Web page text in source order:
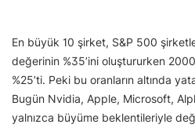
En büyük 10 şirket, S&P 500
değerinin %35’ini oluştururken
%25’ti. Peki bu oranların altında
Bugün Nvidia, Apple, Microsoft,
yalnızca büyüme beklentileriyle